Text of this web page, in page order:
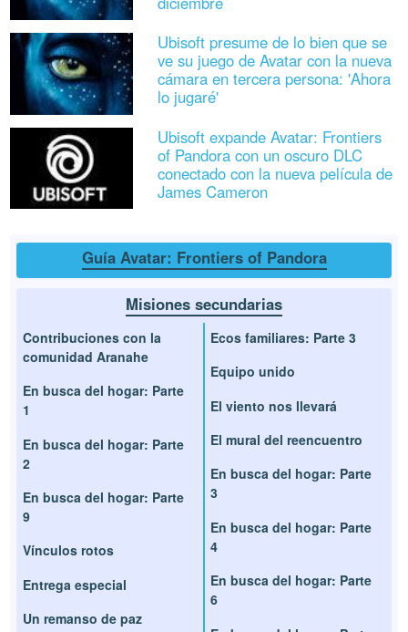
Ubisoft presume de lo bien que se
ve su juego de Avatar con la nueva
cámara en tercera persona: 'Ahora
lo jugaré'
Ubisoft expande Avatar: Frontiers
of Pandora con un oscuro DLC
conectado con la nueva película de
James Cameron
Guía Avatar: Frontiers of Pandora
Misiones secundarias
Contribuciones con la
comunidad Aranahe
En busca del hogar: Parte
1
En busca del hogar: Parte
2
En busca del hogar: Parte
9
Vínculos rotos
Entrega especial
Un remanso de paz
Ecos familiares: Parte 3
Equipo unido
El viento nos llevará
El mural del reencuentro
En busca del hogar: Parte
3
En busca del hogar: Parte
4
En busca del hogar: Parte
6